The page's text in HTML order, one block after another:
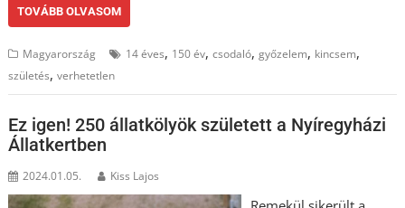
TOVÁBB OLVASOM
Magyarország 14 éves, 150 év,csodaló,győzelem, kincsem,
születés,verhetetlen
Ez igen! 250 állatkölyök született a Nyíregyházi
Állatkertben
2024.01.05. Kiss Lajos